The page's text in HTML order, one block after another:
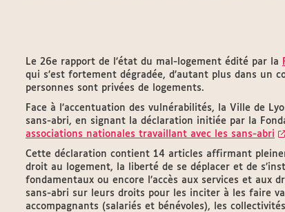
Le 26e rapport de l’état du mal-logement édité par la
qui s’est fortement dégradée, d’autant plus dans un
personnes sont privées de logements.
Face à l’accentuation des vulnérabilités, la Ville de
sans-abri, en signant la déclaration initiée par la
associations nationales travaillant avec les sans-abri
Cette déclaration contient 14 articles affirmant
droit au logement, la liberté de se déplacer et de
fondamentaux ou encore l’accès aux services et aux
sans-abri sur leurs droits pour les inciter à les faire
accompagnants (salariés et bénévoles), les